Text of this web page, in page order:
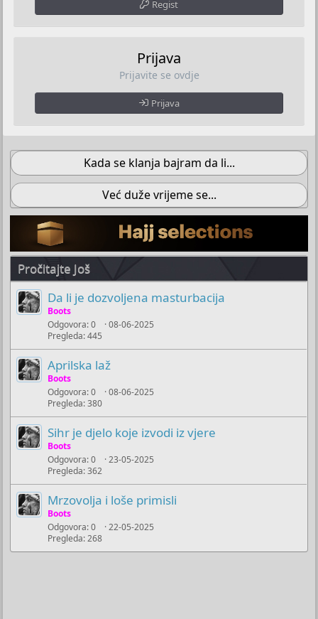
Regist
Prijava
Prijavite se ovdje
Prijava
Kada se klanja bajram da li...
Već duže vrijeme se...
Pročitajte Još
Da li je dozvoljena masturbacija
Boots
Odgovora 0
Pregleda 445
08-06-2025
Aprilska laž
Boots
Odgovora 0
Pregleda 380
08-06-2025
Sihr je djelo koje izvodi iz vjere
Boots
Odgovora 0
Pregleda 362
23-05-2025
Mrzovolja i loše primisli
Boots
Odgovora 0
Pregleda 268
22-05-2025